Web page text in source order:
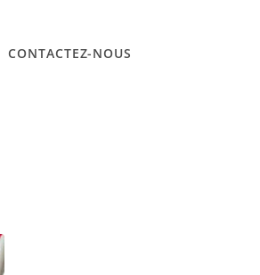
CONTACTEZ-NOUS